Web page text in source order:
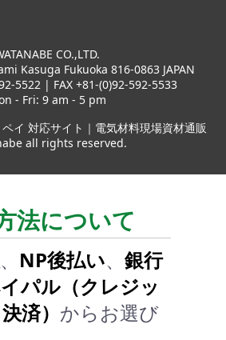
CO.,LTD.
Kasuga Fukuoka 816-0863 JAPAN
5522 | FAX +81-(0)92-592-5533
- Fri: 9 am - 5 pm
イ 対応サイト｜電気材料現場資材通販
all rights reserved.
法について
、 NP後払い、 銀行
パル（クレジッ
済） からお選び